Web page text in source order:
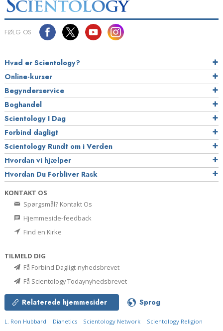
FØLG OS
Hvad er Scientology?
Online-kurser
Begynderservice
Boghandel
Scientology I Dag
Forbind dagligt
Scientology Rundt om i Verden
Hvordan vi hjælper
Hvordan Du Forbliver Rask
KONTAKT OS
Spørgsmål? Kontakt Os
Hjemmeside-feedback
Find en Kirke
TILMELD DIG
Få Forbind Dagligt-nyhedsbrevet
Få Scientology Todaynyhedsbrevet
Relaterede hjemmesider Sprog
L. Ron Hubbard Dianetics Scientology Network
Scientology Religion